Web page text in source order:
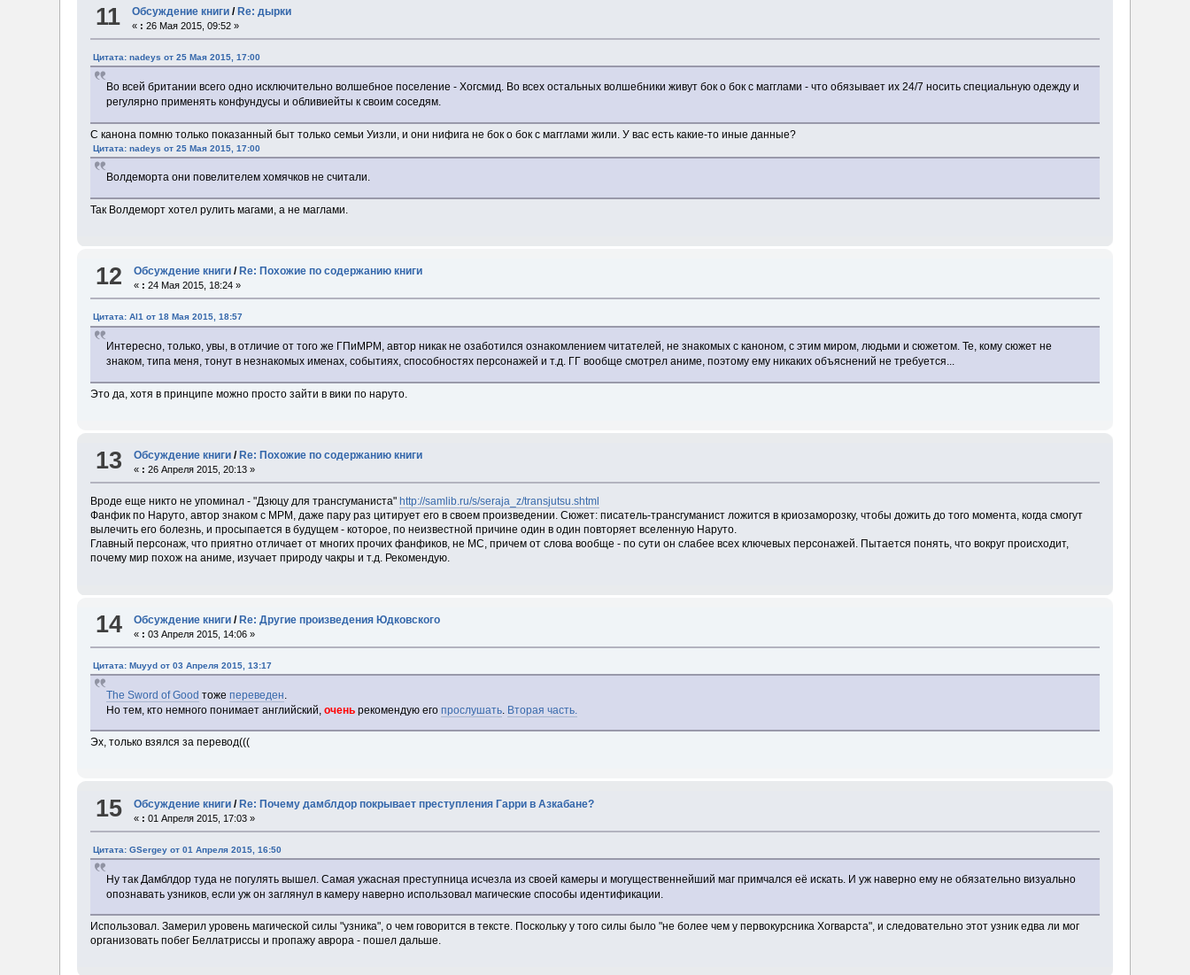
11 Обсуждение книги / Re: дырки
« : 26 Мая 2015, 09:52 »
Цитата: nadeys от 25 Мая 2015, 17:00
Во всей британии всего одно исключительно волшебное поселение - Хогсмид. Во всех остальных волшебники живут бок о бок с магглами - что обязывает их 24/7 носить специальную одежду и
регулярно применять конфундусы и обливиейты к своим соседям.
С канона помню только показанный быт только семьи Уизли, и они нифига не бок о бок с магглами жили. У вас есть какие-то иные данные?
Цитата: nadeys от 25 Мая 2015, 17:00
Волдеморта они повелителем хомячков не считали.
Так Волдеморт хотел рулить магами, а не маглами.
12 Обсуждение книги / Re: Похожие по содержанию книги
« : 24 Мая 2015, 18:24 »
Цитата: Al1 от 18 Мая 2015, 18:57
Интересно, только, увы, в отличие от того же ГПиМРМ, автор никак не озаботился ознакомлением читателей, не знакомых с каноном, с этим миром, людьми и сюжетом. Те, кому сюжет не
знаком, типа меня, тонут в незнакомых именах, событиях, способностях персонажей и т.д. ГГ вообще смотрел аниме, поэтому ему никаких объяснений не требуется...
Это да, хотя в принципе можно просто зайти в вики по наруто.
13 Обсуждение книги / Re: Похожие по содержанию книги
« : 26 Апреля 2015, 20:13 »
Вроде еще никто не упоминал - "Дзюцу для трансгуманиста" http://samlib.ru/s/seraja_z/transjutsu.shtml
Фанфик по Наруто, автор знаком с МРМ, даже пару раз цитирует его в своем произведении. Сюжет: писатель-трансгуманист ложится в криозаморозку, чтобы дожить до того момента, когда смогут
вылечить его болезнь, и просыпается в будущем - которое, по неизвестной причине один в один повторяет вселенную Наруто.
Главный персонаж, что приятно отличает от многих прочих фанфиков, не МС, причем от слова вообще - по сути он слабее всех ключевых персонажей. Пытается понять, что вокруг происходит,
почему мир похож на аниме, изучает природу чакры и т.д. Рекомендую.
14 Обсуждение книги /Re: Другие произведения Юдковского
« : 03 Апреля 2015, 14:06 »
Цитата: Muyyd от 03 Апреля 2015, 13:17
The Sword of Good тоже переведен
Но тем, кто немного понимает английский, очень рекомендую его прослушать. Вторая часть.
Эх, только взялся за перевод(((
15 Обсуждение книги /Re: Почему дамблдор покрывает преступления Гарри в Азкабане?
« : 01 Апреля 2015, 17:03 »
Цитата: GSergey от 01 Апреля 2015, 16:50
Ну так Дамблдор туда не погулять вышел. Самая ужасная преступница исчезла из своей камеры и могущественнейший маг примчался её искать. И уж наверно ему не обязательно визуально
опознавать узников, если уж он заглянул в камеру наверно использовал магические способы идентификации.
Использовал. Замерил уровень магической силы "узника", о чем говорится в тексте. Поскольку у того силы было "не более чем у первокурсника Хогварста", и следовательно этот узник едва ли мог
организовать побег Беллатриссы и пропажу аврора - пошел дальше.